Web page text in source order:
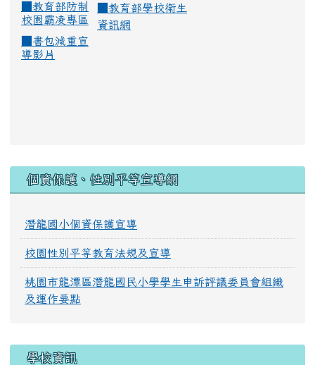
教育部防制
校園霸凌專區
教育部學校衛生
資訊網
書包減重宣
導影片
個資保護、性別平等宣導網
潛龍國小個資保護宣導
校園性別平等教育法規及宣導
桃園市龍潭區潛龍國民小學學生申訴評議委員會組織
及運作要點
學校資訊